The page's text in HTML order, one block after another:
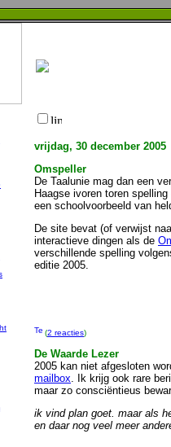
vrijdag, 30 december 2005
Omspeller
De Taalunie mag dan een
Haagse ivoren toren
een schoolvoorbeeld van
De site bevat (of verwijst
interactieve dingen als de
verschillende spelling
editie 2005.
(2 reacties)
De Waarde Lezer
2005 kan niet afgesloten
mailbox. Ik krijg ook rare
maar zo consciëntieus
ik vind plan goet. maar als
en daar nog veel meer